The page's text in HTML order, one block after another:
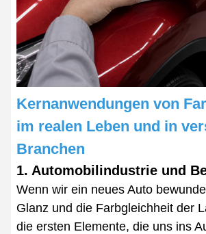
Kernanwendungen von
im realen Leben und in
Branchen
1. Automobilindustrie und
Wenn wir ein neues Auto
Glanz und die Farbgleichheit der
die ersten Elemente, die uns ins